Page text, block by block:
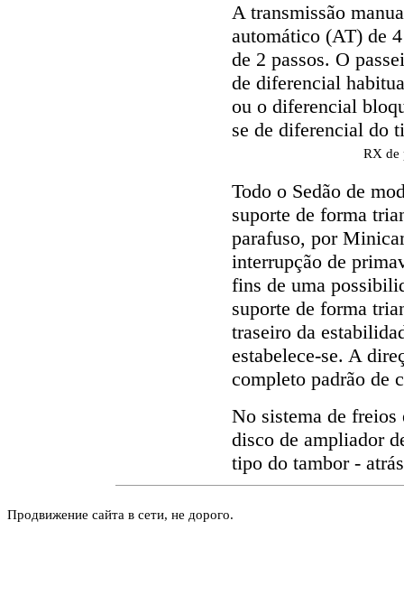
A transmissão
automático (AT) de
de 2 passos. O
de diferencial
ou o diferencial
se de diferencial do
RX de
Todo o Sedão de
suporte de forma
parafuso, por
interrupção de
fins de uma
suporte de forma
traseiro da
estabelece-se. A
completo padrão de
No sistema de freios
disco de ampliador
tipo do tambor -
Продвижение сайта в сети, не дорого.